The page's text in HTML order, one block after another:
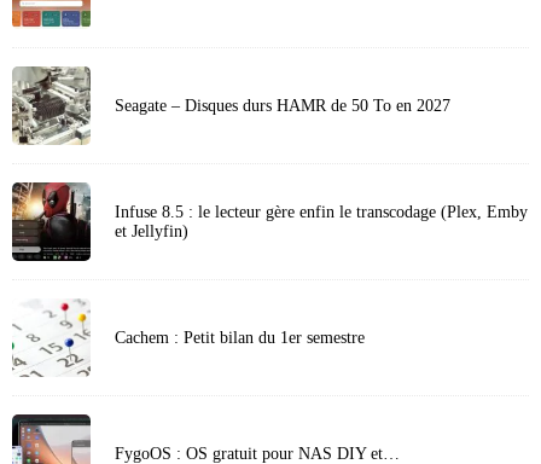
Seagate – Disques durs HAMR de 50 To en 2027
Infuse 8.5 : le lecteur gère enfin le transcodage (Plex, Emby
et Jellyfin)
Cachem : Petit bilan du 1er semestre
FygoOS : OS gratuit pour NAS DIY et…